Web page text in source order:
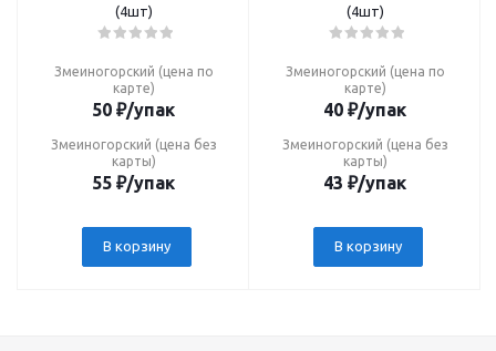
(4шт)
Змеиногорский (цена по
карте)
50 ₽/упак
Змеиногорский (цена без
карты)
55 ₽/упак
В корзину
(4шт)
Змеиногорский (цена по
карте)
40 ₽/упак
Змеиногорский (цена без
карты)
43 ₽/упак
В корзину